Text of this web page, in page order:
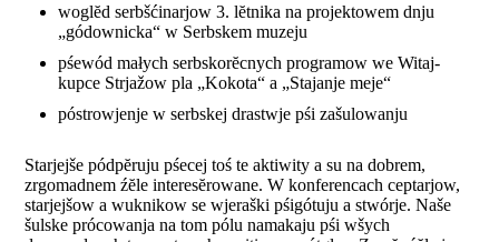
woglĕd serbšćinarjow 3. lĕtnika na projektowem dnju
„gódownicka“ w Serbskem muzeju
pśewód małych serbskorĕcnych programow we Witaj-
kupce Strjažow pla „Kokota“ a „Stajanje meje“
póstrowjenje w serbskej drastwje pśi zašulowanju
Starjejše pódpĕruju pśecej toś te aktiwity a su na dobrem,
zrgomadnem źĕle interesĕrowane. W konferencach ceptarjow,
starjejšow a wuknikow se wjeraški pśigótuju a stwórje. Naše
šulske prócowanja na tom pólu namakaju pśi wšych